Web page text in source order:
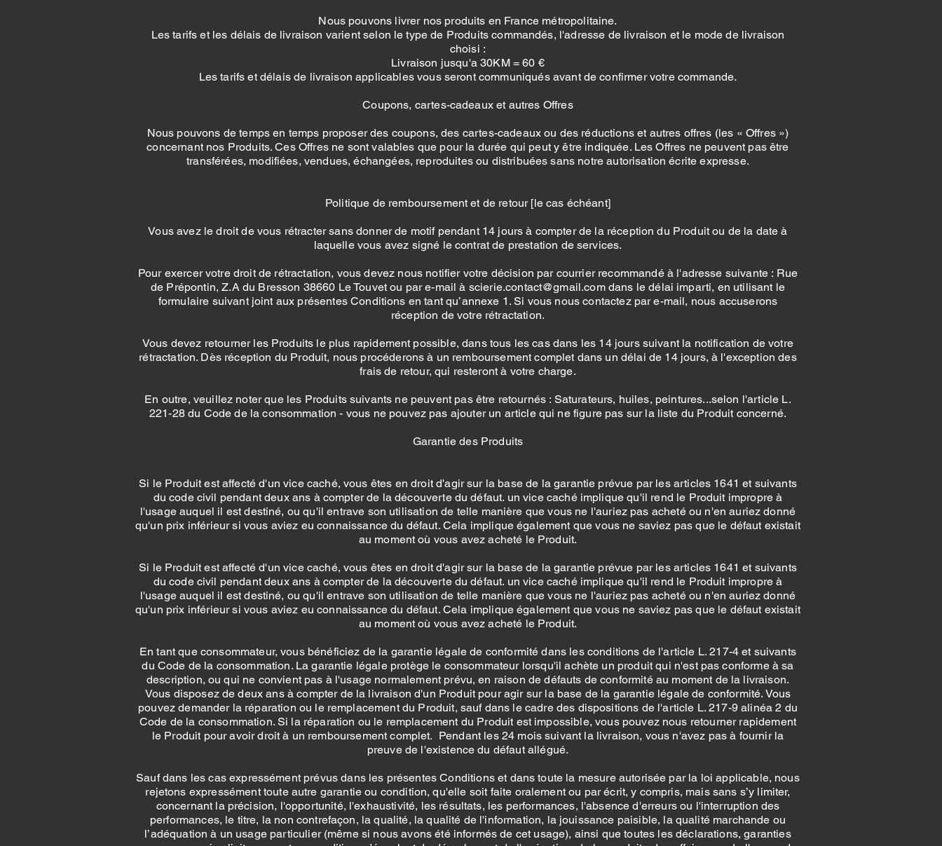
Nous pouvons livrer nos produits en France métropolitaine.
Les tarifs et les délais de livraison varient selon le type de Produits commandés, l'adresse de livraison et le mode de livraison
choisi :
Livraison jusqu'a 30KM = 60 €
Les tarifs et délais de livraison applicables vous seront communiqués avant de confirmer votre commande.
Coupons, cartes-cadeaux et autres Offres
Nous pouvons de temps en temps proposer des coupons, des cartes-cadeaux ou des réductions et autres offres (les « Offres »)
concernant nos Produits. Ces Offres ne sont valables que pour la durée qui peut y être indiquée. Les Offres ne peuvent pas être
transférées, modifiées, vendues, échangées, reproduites ou distribuées sans notre autorisation écrite expresse.
Politique de remboursement et de retour [le cas échéant]
Vous avez le droit de vous rétracter sans donner de motif pendant 14 jours à compter de la réception du Produit ou de la date à
laquelle vous avez signé le contrat de prestation de services.
Pour exercer votre droit de rétractation, vous devez nous notifier votre décision par courrier recommandé à l'adresse suivante : Rue
de Prépontin, Z.A du Bresson 38660 Le Touvet ou par e-mail à scierie.contact@gmail.com dans le délai imparti, en utilisant le
formulaire suivant joint aux présentes Conditions en tant qu’annexe 1. Si vous nous contactez par e-mail, nous accuserons
réception de votre rétractation.
Vous devez retourner les Produits le plus rapidement possible, dans tous les cas dans les 14 jours suivant la notification de votre
rétractation. Dès réception du Produit, nous procéderons à un remboursement complet dans un délai de 14 jours, à l'exception des
frais de retour, qui resteront à votre charge.
En outre, veuillez noter que les Produits suivants ne peuvent pas être retournés : Saturateurs, huiles, peintures...selon l'article L.
221-28 du Code de la consommation - vous ne pouvez pas ajouter un article qui ne figure pas sur la liste du Produit concerné.
Garantie des Produits
Si le Produit est affecté d'un vice caché, vous êtes en droit d'agir sur la base de la garantie prévue par les articles 1641 et suivants
du code civil pendant deux ans à compter de la découverte du défaut. un vice caché implique qu'il rend le Produit impropre à
l'usage auquel il est destiné, ou qu'il entrave son utilisation de telle manière que vous ne l'auriez pas acheté ou n'en auriez donné
qu'un prix inférieur si vous aviez eu connaissance du défaut. Cela implique également que vous ne saviez pas que le défaut existait
au moment où vous avez acheté le Produit.
Si le Produit est affecté d'un vice caché, vous êtes en droit d'agir sur la base de la garantie prévue par les articles 1641 et suivants
du code civil pendant deux ans à compter de la découverte du défaut. un vice caché implique qu'il rend le Produit impropre à
l'usage auquel il est destiné, ou qu'il entrave son utilisation de telle manière que vous ne l'auriez pas acheté ou n'en auriez donné
qu'un prix inférieur si vous aviez eu connaissance du défaut. Cela implique également que vous ne saviez pas que le défaut existait
au moment où vous avez acheté le Produit.
En tant que consommateur, vous bénéficiez de la garantie légale de conformité dans les conditions de l'article L. 217-4 et suivants
du Code de la consommation. La garantie légale protège le consommateur lorsqu'il achète un produit qui n'est pas conforme à sa
description, ou qui ne convient pas à l'usage normalement prévu, en raison de défauts de conformité au moment de la livraison.
Vous disposez de deux ans à compter de la livraison d'un Produit pour agir sur la base de la garantie légale de conformité. Vous
pouvez demander la réparation ou le remplacement du Produit, sauf dans le cadre des dispositions de l'article L. 217-9 alinéa 2 du
Code de la consommation. Si la réparation ou le remplacement du Produit est impossible, vous pouvez nous retourner rapidement
le Produit pour avoir droit à un remboursement complet. Pendant les 24 mois suivant la livraison, vous n'avez pas à fournir la
preuve de l'existence du défaut allégué.
Sauf dans les cas expressément prévus dans les présentes Conditions et dans toute la mesure autorisée par la loi applicable, nous
rejetons expressément toute autre garantie ou condition, qu'elle soit faite oralement ou par écrit, y compris, mais sans s’y limiter,
concernant la précision, l'opportunité, l'exhaustivité, les résultats, les performances, l'absence d'erreurs ou l'interruption des
performances, le titre, la non contrefaçon, la qualité, la qualité de l'information, la jouissance paisible, la qualité marchande ou
l’adéquation à un usage particulier (même si nous avons été informés de cet usage), ainsi que toutes les déclarations, garanties